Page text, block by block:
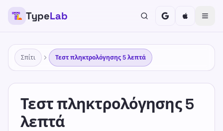
TypeLab
Σπίτι Τεστ πληκτρολόγησης 5 λεπτά
Τεστ πληκτρολόγησης 5
λεπτά